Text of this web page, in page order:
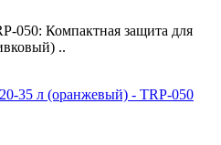
050: Компактная защита для
..